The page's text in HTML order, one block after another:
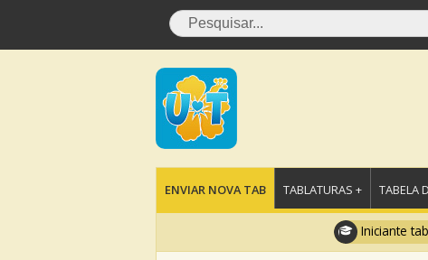
ENVIAR NOVA TAB TABLATURAS + TABELA
Iniciante